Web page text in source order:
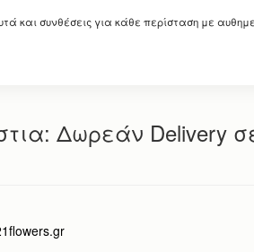
και συνθέσεις για κάθε περίσταση με
Δωρεάν Delivery